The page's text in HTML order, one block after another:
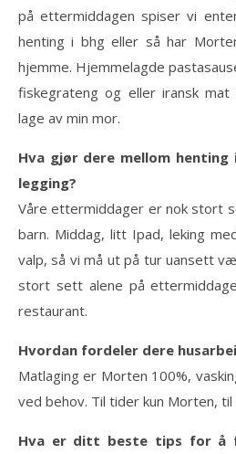
på ettermiddagen spiser vi
henting i bhg eller så har
hjemme. Hjemmelagde
fiskegrateng og eller iransk
lage av min mor.
Hva gjør dere mellom henting
legging?
Våre ettermiddager er nok stort
barn. Middag, litt Ipad, leking
valp, så vi må ut på tur uansett
stort sett alene på
restaurant.
Hvordan fordeler dere
Matlaging er Morten 100%,
ved behov. Til tider kun Morten, til
Hva er ditt beste tips for å